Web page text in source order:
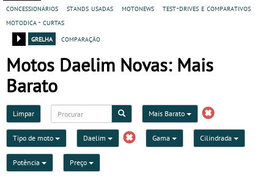
concessionários
stands usadas motonews
test-drives e comparativos
motodica - curtas
grelha
comparação
Motos Daelim Novas: Mais
Barato
Limpar Mais Barato
Tipo de moto Daelim Gama Cilindrada
Potência Preço